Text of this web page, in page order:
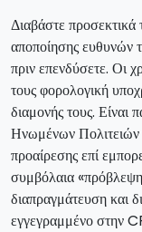
Διαβάστε
αποποίησης ευθυνών
πριν επενδύσετε. Οι
τους φορολογική
διαμονής τους. Είναι
Ηνωμένων Πολιτειών
προαίρεσης επί
συμβόλαια
διαπραγμάτευση και
εγγεγραμμένο στην